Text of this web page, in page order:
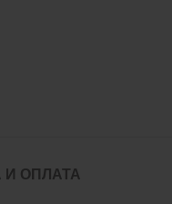
ОПЛАТА